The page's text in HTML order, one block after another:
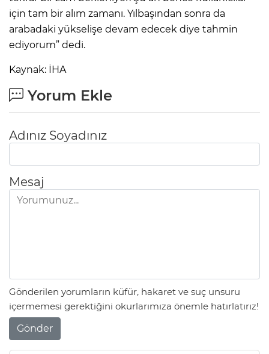
için tam bir alım zamanı. Yılbaşından sonra da
arabadaki yükselişe devam edecek diye tahmin
ediyorum” dedi.
Kaynak: İHA
Yorum Ekle
Adınız Soyadınız
Mesaj
Gönderilen yorumların küfür, hakaret ve suç unsuru
içermemesi gerektiğini okurlarımıza önemle hatırlatırız!
Gönder